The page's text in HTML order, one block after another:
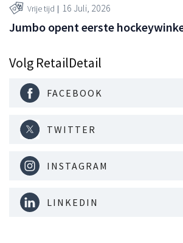
Vrije tijd 16 Juli, 2026
Jumbo opent eerste
Volg RetailDetail
FACEBOOK
TWITTER
INSTAGRAM
LINKEDIN